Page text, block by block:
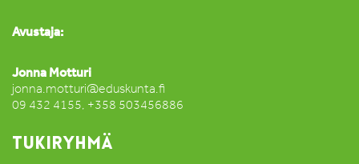
Avustaja:
Jonna Motturi
jonna.motturi@eduskunta.fi
09 432 4155, +358 503456886
TUKIRYHMÄ